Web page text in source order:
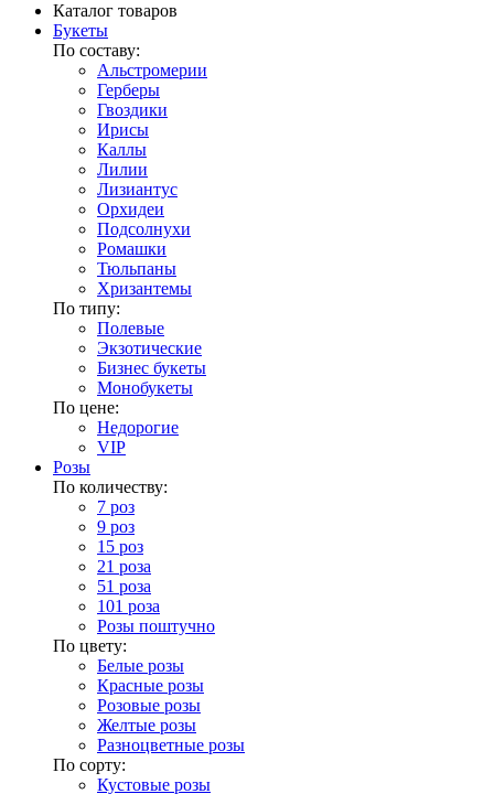
Каталог товаров
Букеты
По составу:
Альстромерии
Герберы
Гвоздики
Ирисы
Каллы
Лилии
Лизиантус
Орхидеи
Подсолнухи
Ромашки
Тюльпаны
Хризантемы
По типу:
Полевые
Экзотические
Бизнес букеты
Монобукеты
По цене:
Недорогие
VIP
Розы
По количеству:
7 роз
9 роз
15 роз
21 роза
51 роза
101 роза
Розы поштучно
По цвету:
Белые розы
Красные розы
Розовые розы
Желтые розы
Разноцветные розы
По сорту:
Кустовые розы